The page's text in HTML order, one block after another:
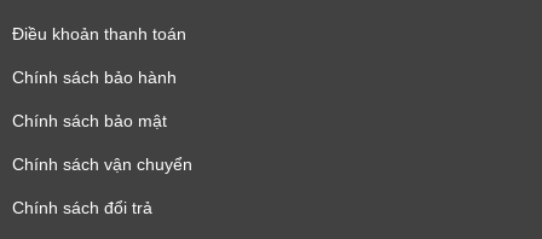
Điều khoản thanh toán
Chính sách bảo hành
Chính sách bảo mật
Chính sách vận chuyển
Chính sách đổi trả